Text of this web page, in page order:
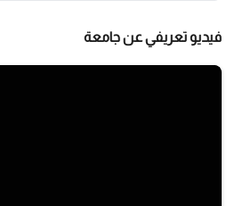
فيديو تعريفي عن جامعة